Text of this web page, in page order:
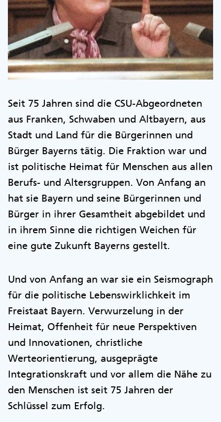
Seit 75 Jahren sind die CSU-Abgeordneten
aus Franken, Schwaben und Altbayern, aus
Stadt und Land für die Bürgerinnen und
Bürger Bayerns tätig. Die Fraktion war und
ist politische Heimat für Menschen aus allen
Berufs- und Altersgruppen. Von Anfang an
hat sie Bayern und seine Bürgerinnen und
Bürger in ihrer Gesamtheit abgebildet und
in ihrem Sinne die richtigen Weichen für
eine gute Zukunft Bayerns gestellt.
Und von Anfang an war sie ein Seismograph
für die politische Lebenswirklichkeit im
Freistaat Bayern. Verwurzelung in der
Heimat, Offenheit für neue Perspektiven
und Innovationen, christliche
Werteorientierung, ausgeprägte
Integrationskraft und vor allem die Nähe zu
den Menschen ist seit 75 Jahren der
Schlüssel zum Erfolg.